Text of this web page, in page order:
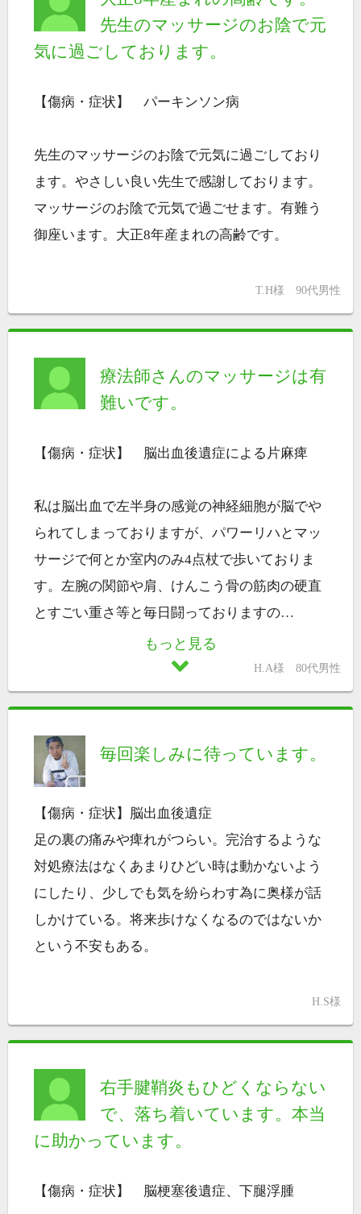
先生のマッサージのお陰で元
気に過ごしております。
【傷病・症状】 パーキンソン病
先生のマッサージのお陰で元気に過ごしており
ます。やさしい良い先生で感謝しております。
マッサージのお陰で元気で過ごせます。有難う
御座います。大正8年産まれの高齢です。
T.H様 90代男性
療法師さんのマッサージは有
難いです。
【傷病・症状】 脳出血後遺症による片麻痺
私は脳出血で左半身の感覚の神経細胞が脳でや
られてしまっておりますが、パワーリハとマッ
サージで何とか室内のみ4点杖で歩いておりま
す。左腕の関節や肩、けんこう骨の筋肉の硬直
とすごい重さ等と毎日闘っておりますの…
もっと見る
H.A様 80代男性
毎回楽しみに待っています。
【傷病・症状】脳出血後遺症
足の裏の痛みや痺れがつらい。完治するような
対処療法はなくあまりひどい時は動かないよう
にしたり、少しでも気を紛らわす為に奥様が話
しかけている。将来歩けなくなるのではないか
という不安もある。
H.S様
右手腱鞘炎もひどくならない
で、落ち着いています。本当
に助かっています。
【傷病・症状】 脳梗塞後遺症、下腿浮腫